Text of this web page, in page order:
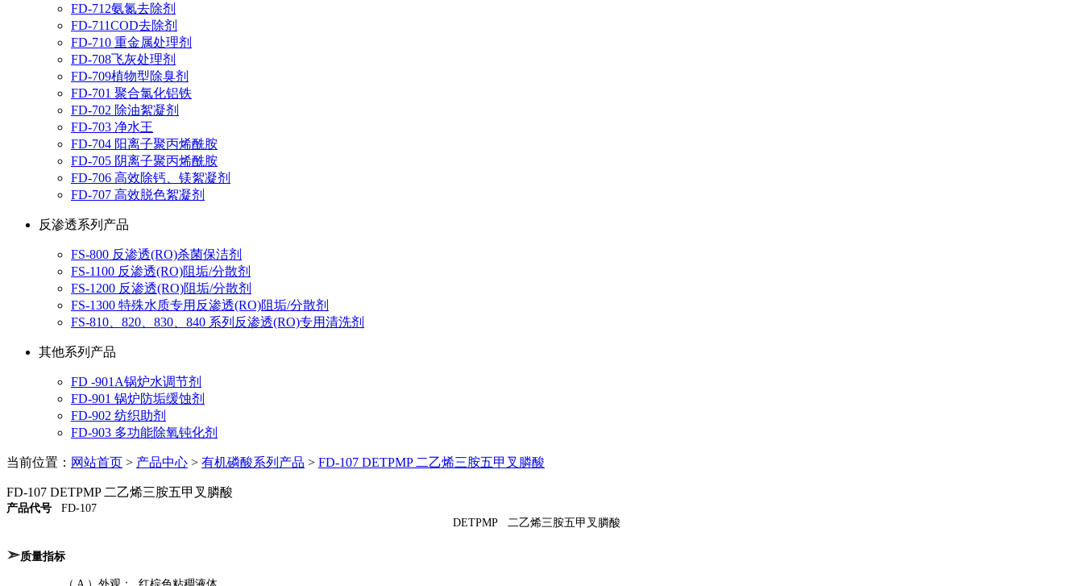
FD-712氨氮去除剂
FD-711COD去除剂
FD-710 重金属处理剂
FD-708飞灰处理剂
FD-709植物型除臭剂
FD-701 聚合氯化铝铁
FD-702 除油絮凝剂
FD-703 净水王
FD-704 阳离子聚丙烯酰胺
FD-705 阴离子聚丙烯酰胺
FD-706 高效除钙、镁絮凝剂
FD-707 高效脱色絮凝剂
反渗透系列产品
FS-800 反渗透(RO)杀菌保洁剂
FS-1100 反渗透(RO)阻垢/分散剂
FS-1200 反渗透(RO)阻垢/分散剂
FS-1300 特殊水质专用反渗透(RO)阻垢/分散剂
FS-810、820、830、840 系列反渗透(RO)专用清洗剂
其他系列产品
FD -901A锅炉水调节剂
FD-901 锅炉防垢缓蚀剂
FD-902 纺织助剂
FD-903 多功能除氧钝化剂
当前位置： 网站首页 > 产品中心 > 有机磷酸系列产品 > FD-107 DETPMP 二乙烯三胺五甲叉膦酸
FD-107 DETPMP 二乙烯三胺五甲叉膦酸
产品代号 FD-107
DETPMP 二乙烯三胺五甲叉膦酸
➣质量指标